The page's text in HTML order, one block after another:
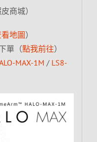
商城）
地圖）
單（點我前往）
MAX-1M / LS8-